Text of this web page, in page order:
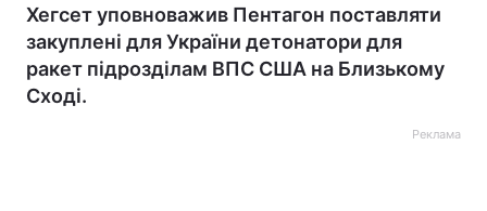
Хегсет уповноважив Пентагон поставляти
закуплені для України детонатори для
ракет підрозділам ВПС США на Близькому
Сході.
Реклама